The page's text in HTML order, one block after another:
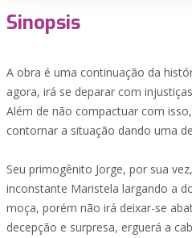
Sinopsis
A obra é uma continuação da
agora, irá se deparar com
Além de não compactuar com
contornar a situação dando uma
Seu primogênito Jorge, por sua
inconstante Maristela largando a
moça, porém não irá deixar-se
decepção e surpresa, erguerá a